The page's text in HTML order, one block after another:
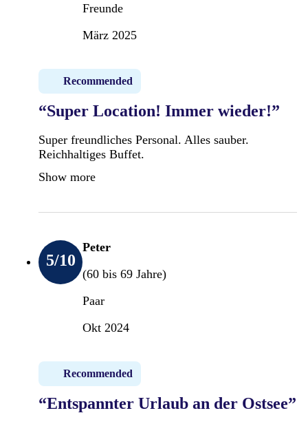
Freunde
März 2025
Recommended
“Super Location! Immer wieder!”
Super freundliches Personal. Alles sauber.
Reichhaltiges Buffet.
Show more
5/10
Peter
(60 bis 69 Jahre)
Paar
Okt 2024
Recommended
“Entspannter Urlaub an der Ostsee”